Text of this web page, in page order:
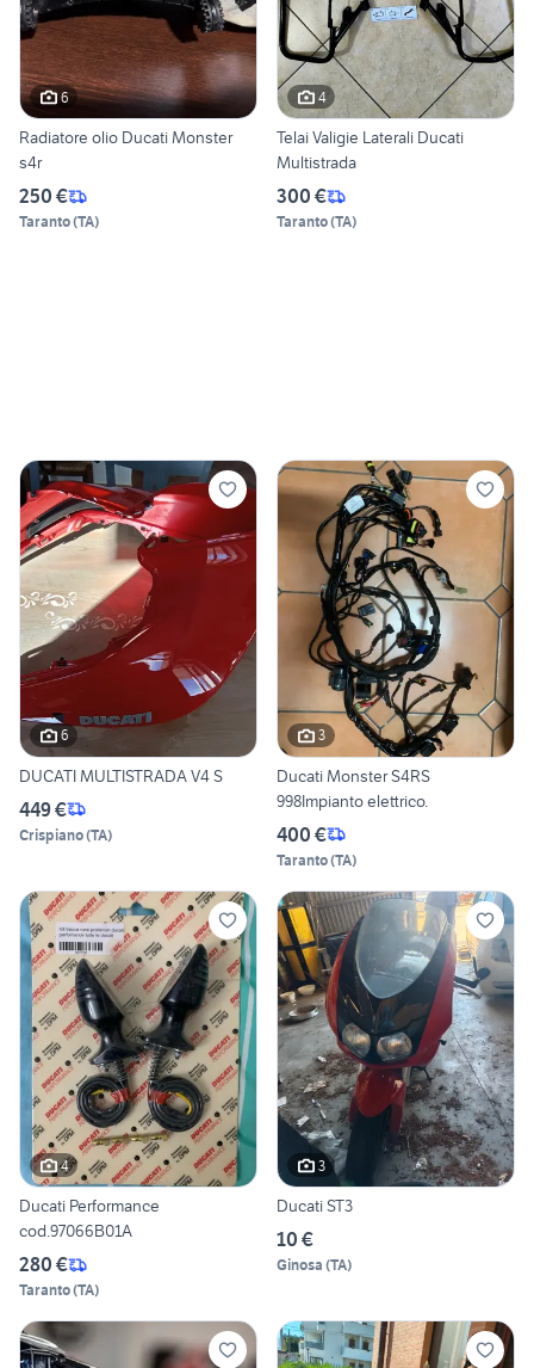
6
Radiatore olio Ducati Monster
s4r
250 €
Taranto(TA)
4
Telai Valigie Laterali Ducati
Multistrada
300 €
Taranto(TA)
6
DUCATI MULTISTRADA V4 S
449 €
Crispiano(TA)
3
Ducati Monster S4RS
998Impianto elettrico.
400 €
Taranto(TA)
4
Ducati Performance
cod.97066B01A
280 €
Taranto(TA)
3
Ducati ST3
10 €
Ginosa (TA)